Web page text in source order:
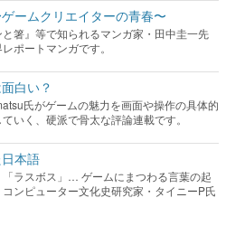
ームクリエイターの青春〜
と箸』等で知られるマンガ家・田中圭一先
ポートマンガです。
白い？
氏がゲームの魅力を画面や操作の具体的
いく、硬派で骨太な評論連載です。
本語
「ラスボス」… ゲームにまつわる言葉の起
ンピューター文化史研究家・タイニーP氏